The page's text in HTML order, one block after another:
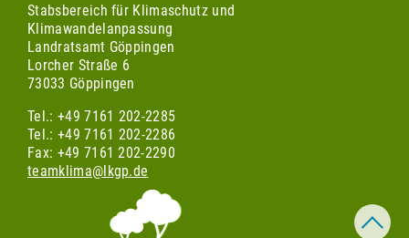
Stabsbereich für Klimaschutz und
Klimawandelanpassung
Landratsamt Göppingen
Lorcher Straße 6
73033 Göppingen
Tel.: +49 7161 202-2285
Tel.: +49 7161 202-2286
Fax: +49 7161 202-2290
teamklima@lkgp.de